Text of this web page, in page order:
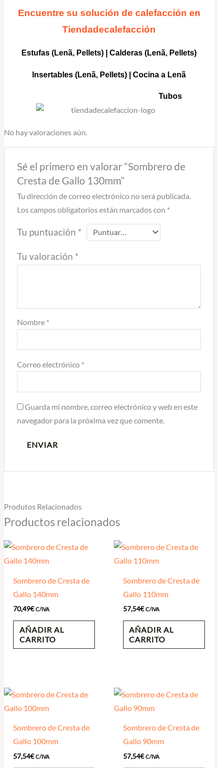
Encuentre su solución de calefacción en
Tiendadecalefacción
Estufas (Lenã, Pellets) Calderas (Lenã, Pellets)
Insertables (Lenã, Pellets) | Cocina a Lenã
Tubos
No hay valoraciones aún.
Sé el primero en valorar “Sombrero de
Cresta de Gallo 130mm”
Tu dirección de correo electrónico no será publicada.
Los campos obligatorios están marcados con *
Tu puntuación *
Tu valoración *
Nombre *
Correo electrónico *
Guarda mi nombre, correo electrónico y web en este
navegador para la próxima vez que comente.
Produtos Relacionados
Productos relacionados
Sombrero de Cresta de
Gallo 140mm
70,49€ C/IVA
AÑADIR AL
CARRITO
Sombrero de Cresta de
Gallo 110mm
57,54€ C/IVA
AÑADIR AL
CARRITO
Sombrero de Cresta de
Gallo 100mm
57,54€ C/IVA
Sombrero de Cresta de
Gallo 90mm
57,54€ C/IVA